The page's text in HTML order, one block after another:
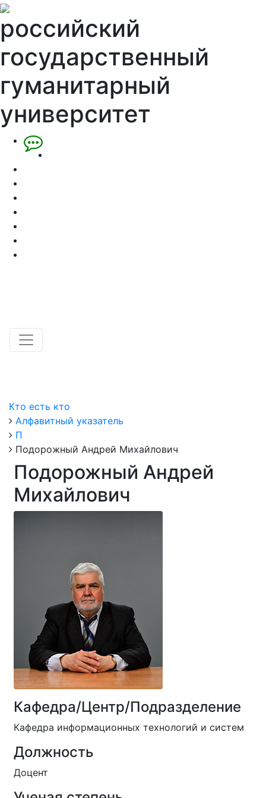
российский
государственный
гуманитарный
университет
Кто есть кто
Алфавитный указатель
П
Подорожный Андрей Михайлович
Подорожный Андрей
Михайлович
Кафедра/Центр/Подразделение
Кафедра информационных технологий и систем
Должность
Доцент